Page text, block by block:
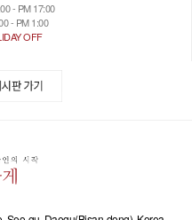
- PM 17:00
- PM 1:00
OFF